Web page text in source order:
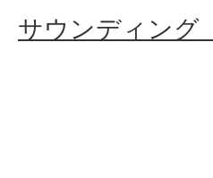
サウンディング